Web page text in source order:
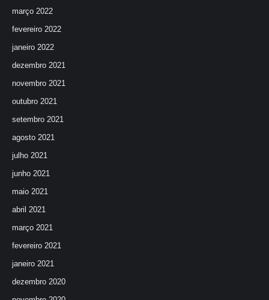
março 2022
fevereiro 2022
janeiro 2022
dezembro 2021
novembro 2021
outubro 2021
setembro 2021
agosto 2021
julho 2021
junho 2021
maio 2021
abril 2021
março 2021
fevereiro 2021
janeiro 2021
dezembro 2020